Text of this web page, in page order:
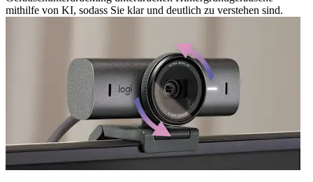
mithilfe von KI, sodass Sie klar und deutlich zu verstehen sind.